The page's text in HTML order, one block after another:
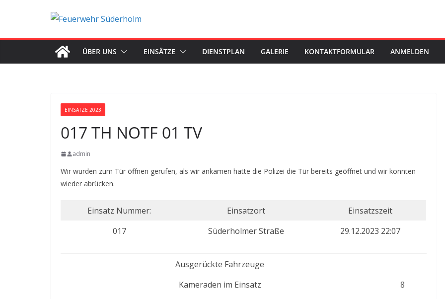
ÜBER UNS EINSÄTZE DIENSTPLAN GALERIE KONTAKTFORMULAR ANMELDEN
EINSÄTZE 2023
017 TH NOTF 01 TV
admin
Wir wurden zum Tür öffnen gerufen, als wir ankamen hatte die Polizei die Tür bereits geöffnet und wir konnten
wieder abrücken.
Einsatz Nummer: Einsatzort
Einsatzszeit
017
Süderholmer Straße 29.12.2023 22:07
Ausgerückte Fahrzeuge
Kameraden im Einsatz
8